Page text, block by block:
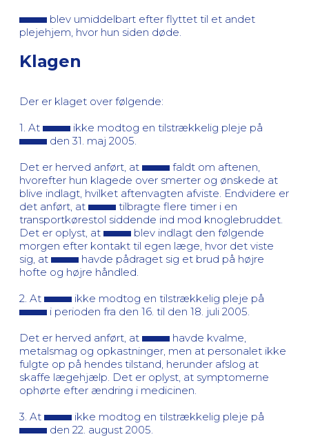
blev umiddelbart efter flyttet til et andet
plejehjem, hvor hun siden døde.
Klagen
Der er klaget over følgende:
1. At
ikke modtog en tilstrækkelig pleje på
den 31. maj 2005.
Det er herved anført, at
faldt om aftenen,
hvorefter hun klagede over smerter og ønskede at
blive indlagt, hvilket aftenvagten afviste. Endvidere er
det anført, at
tilbragte flere timer i en
transportkørestol siddende ind mod knoglebruddet.
Det er oplyst, at
blev indlagt den følgende
morgen efter kontakt til egen læge, hvor det viste
sig, at
havde pådraget sig et brud på højre
hofte og højre håndled.
2. At
ikke modtog en tilstrækkelig pleje på
i perioden fra den 16. til den 18. juli 2005.
Det er herved anført, at
havde kvalme,
metalsmag og opkastninger, men at personalet ikke
fulgte op på hendes tilstand, herunder afslog at
skaffe lægehjælp. Det er oplyst, at symptomerne
ophørte efter ændring i medicinen.
3. At
ikke modtog en tilstrækkelig pleje på
den 22. august 2005.